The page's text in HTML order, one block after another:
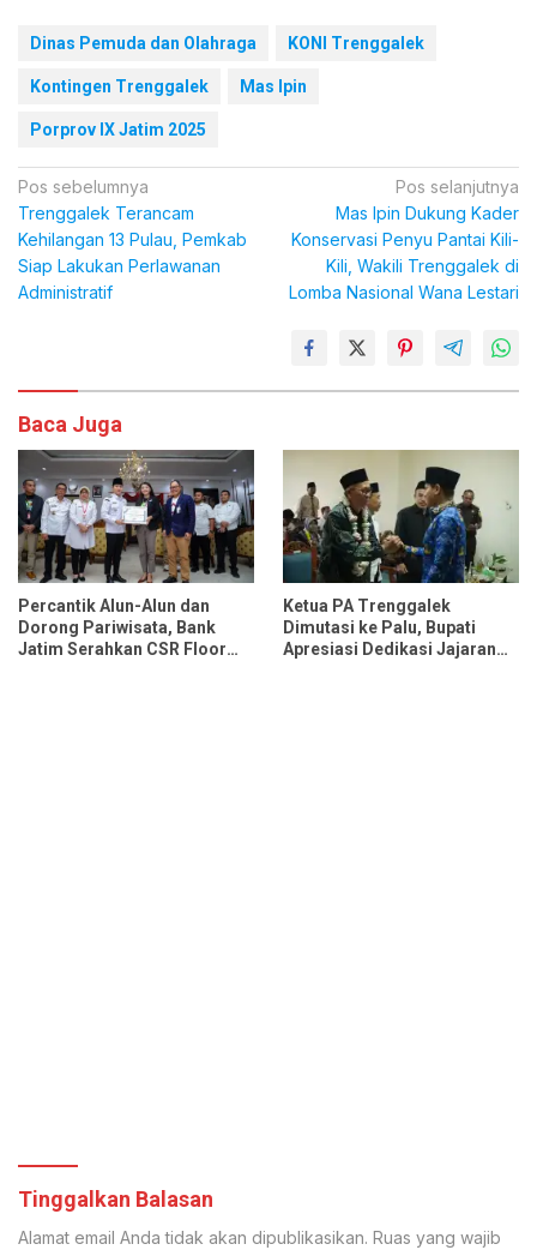
Dinas Pemuda dan Olahraga KONI Trenggalek
Kontingen Trenggalek Mas Ipin
Porprov IX Jatim 2025
Navigasi
pos
Pos sebelumnya
Trenggalek Terancam
Kehilangan 13 Pulau, Pemkab
Siap Lakukan Perlawanan
Administratif
Pos selanjutnya
Mas Ipin Dukung Kader
Konservasi Penyu Pantai Kili-
Kili, Wakili Trenggalek di
Lomba Nasional Wana Lestari
Baca Juga
Percantik Alun-Alun dan
Dorong Pariwisata, Bank
Jatim Serahkan CSR Floor
Ketua PA Trenggalek
Dimutasi ke Palu, Bupati
Apresiasi Dedikasi Jajaran
Tinggalkan Balasan
Alamat email Anda tidak akan dipublikasikan. Ruas yang wajib